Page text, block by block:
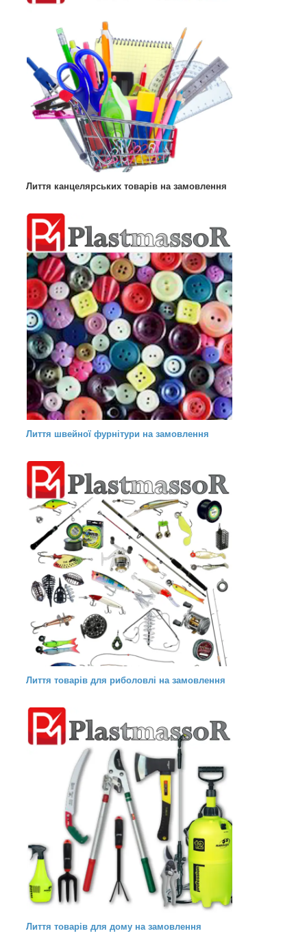
Лиття канцелярських товарів на замовлення
Лиття швейної фурнітури на замовлення
Лиття товарів для риболовлі на замовлення
Лиття товарів для дому на замовлення